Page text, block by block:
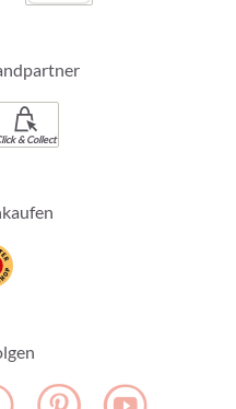
& Collect